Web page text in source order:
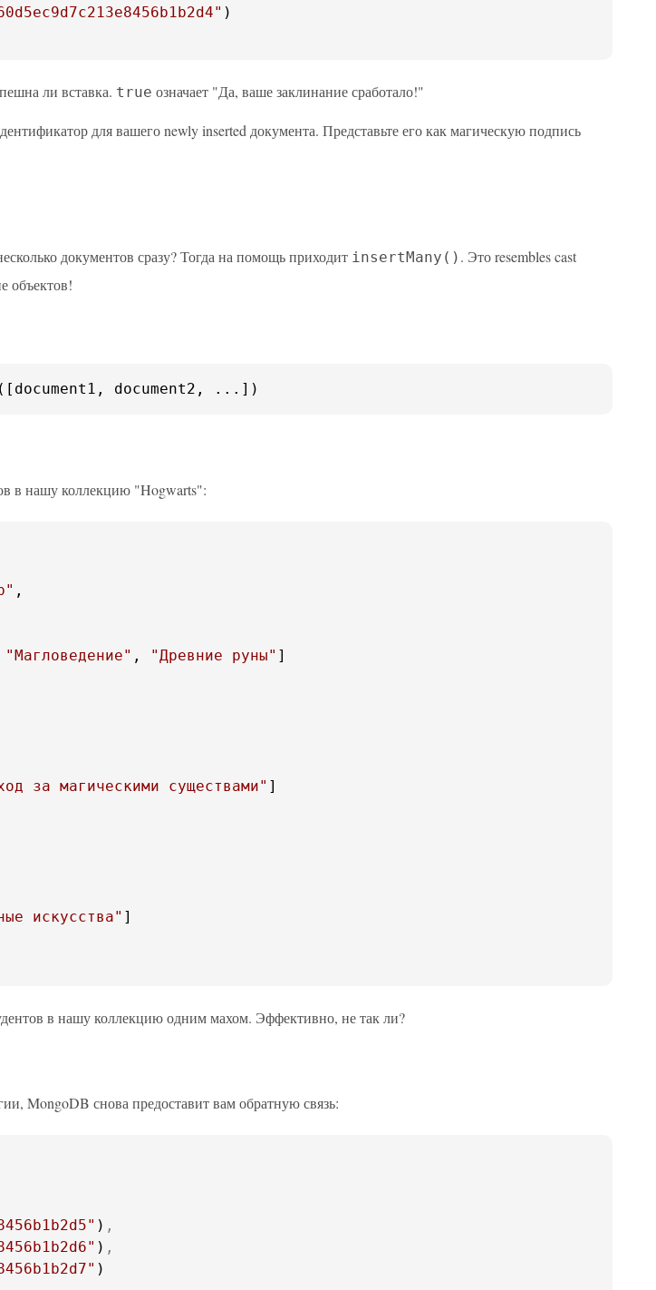
ли вставка. true означает "Да, ваше заклинание сработало!"
для вашего newly inserted документа. Представьте его как магическую подпись
документов сразу? Тогда на помощь приходит insertMany() . Это resembles cast
объектов!
([document1, document2, ...])
в нашу коллекцию "Hogwarts":
"Магловедение" , "Древние руны" ]
за магическими существами" ]
искусства" ]
в нашу коллекцию одним махом. Эффективно, не так ли?
MongoDB снова предоставит вам обратную связь:
) ,
) ,